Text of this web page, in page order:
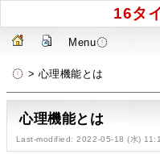
16タ
Menu
> 心理機能とは
心理機能とは
Last-modified: 2022-05-18 (水)